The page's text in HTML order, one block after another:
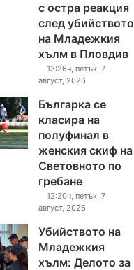
с остра реакция
след убийството
на Младежкия
хълм в Пловдив
13:26ч, петък, 7
август, 2026
Българка се
класира на
полуфинал в
женския скиф на
Световното по
гребане
12:20ч, петък, 7
август, 2026
Убийството на
Младежкия
хълм: Делото за